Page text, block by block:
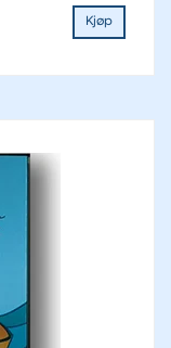
Kjøp